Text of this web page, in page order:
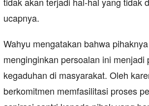
ucapnya.
Wahyu mengatakan bahwa
menginginkan persoalan ini menjadi
kegaduhan di masyarakat. Oleh
berkomitmen memfasilitasi proses